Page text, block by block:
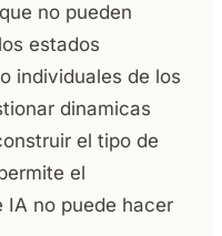
no pueden
estados
individuales de los
dinamicas
el tipo de
el
IA no puede hacer